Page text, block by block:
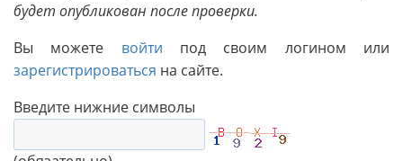
будет опубликован после проверки.
Вы можете войти под своим логином или
зарегистрироваться на сайте.
Введите нижние символы